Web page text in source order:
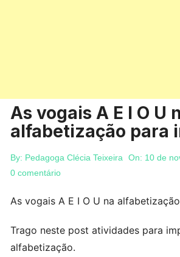
As vogais A E I O U
alfabetização para
By: Pedagoga Clécia Teixeira On: 10 de
0 comentário
As vogais A E I O U na
Trago neste post atividades para
alfabetização.